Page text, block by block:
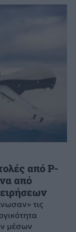
από P-
από
τις
μέσων